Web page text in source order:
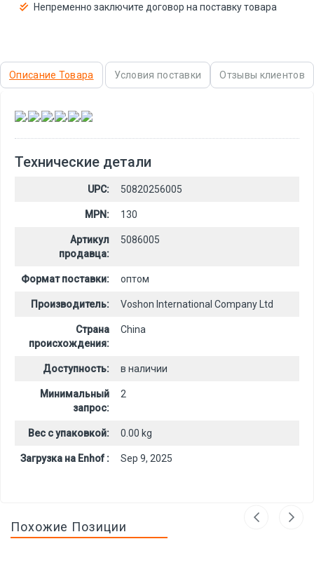
Непременно заключите договор на поставку товара
Описание Товара Условия поставки Отзывы клиентов
, , , , ,
Технические детали
UPC: 50820256005
MPN: 130
Артикул
продавца:
5086005
Формат поставки: оптом
Производитель: Voshon International Company Ltd
Страна
происхождения:
China
Доступность: в наличии
Минимальный
запрос:
2
Вес с упаковкой: 0.00 kg
Загрузка на Enhof : Sep 9, 2025
Похожие Позиции